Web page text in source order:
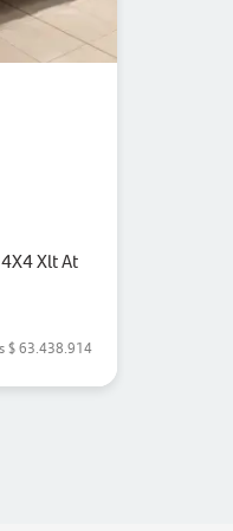
Xlt At
$ 63.438.914